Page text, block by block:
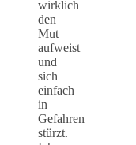
wirklich
den
Mut
aufweist
und
sich
einfach
in
Gefahren
stürzt.